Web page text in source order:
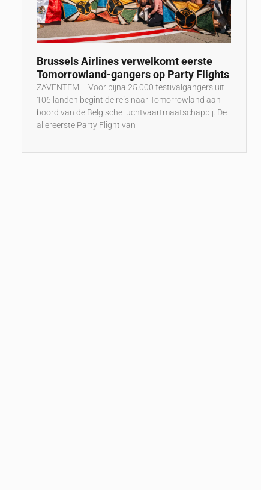
Brussels Airlines verwelkomt eerste
Tomorrowland-gangers op Party Flights
ZAVENTEM – Voor bijna 25.000 festivalgangers uit
106 landen begint de reis naar Tomorrowland aan
boord van de Belgische luchtvaartmaatschappij. De
allereerste Party Flight van